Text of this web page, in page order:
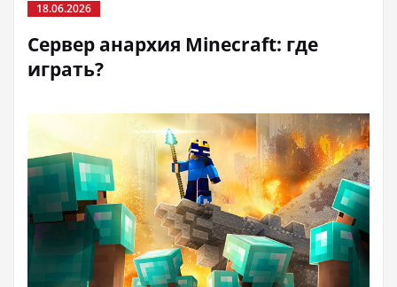
18.06.2026
Сервер анархия Minecraft: где
играть?